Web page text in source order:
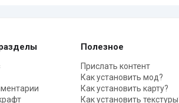
Полезное
Прислать контент
Как установить мод?
Как установить карту?
Как установить